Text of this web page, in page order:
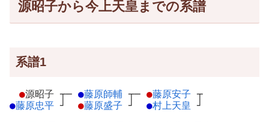
源昭子から今上天皇までの系譜
系譜1
●源昭子 ┬
●藤原忠平 ┘
─ ●藤原師輔 ┬
●藤原盛子 ┘
─ ●藤原安子 ┬
●村上天皇 ┘